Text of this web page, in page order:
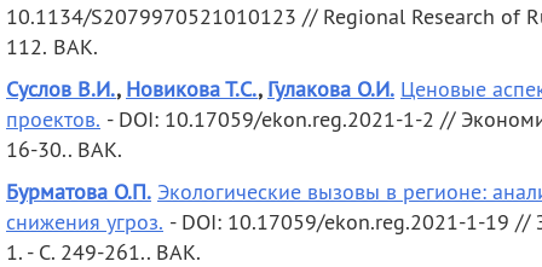
10.1134/S2079970521010123 // Regional Research of
112. ВАК.
Суслов В.И., Новикова Т.С., Гулакова О.И. Ценовые
проектов. - DOI: 10.17059/ekon.reg.2021-1-2 //
16-30.. ВАК.
Бурматова О.П. Экологические вызовы в регионе:
снижения угроз. - DOI: 10.17059/ekon.reg.2021-1-19 //
1. - С. 249-261.. ВАК.